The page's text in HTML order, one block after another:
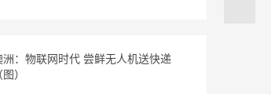
洲：物联网时代 尝鲜无人机送快递
图）